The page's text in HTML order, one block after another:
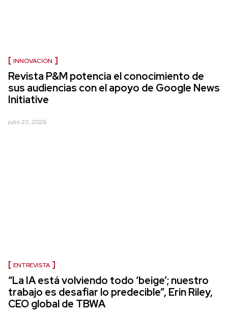
INNOVACIÓN
Revista P&M potencia el conocimiento de
sus audiencias con el apoyo de Google News
Initiative
julio 23, 2026
ENTREVISTA
“La IA está volviendo todo ‘beige’; nuestro
trabajo es desafiar lo predecible”, Erin Riley,
CEO global de TBWA